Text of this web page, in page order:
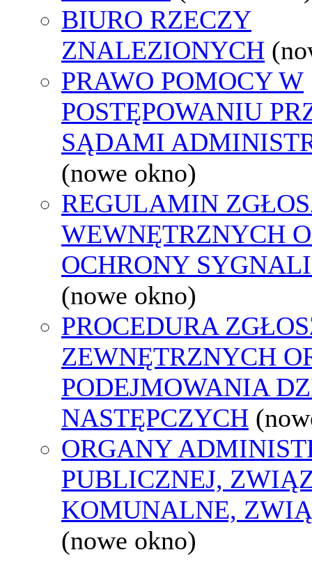
BIURO RZECZY
ZNALEZIONYCH
PRAWO POMOCY W
POSTĘPOWANIU
SĄDAMI
(nowe okno)
REGULAMIN
WEWNĘTRZNYCH
OCHRONY
(nowe okno)
PROCEDURA
ZEWNĘTRZNYCH
PODEJMOWANIA
NASTĘPCZYCH
ORGANY
PUBLICZNEJ,
KOMUNALNE,
(nowe okno)